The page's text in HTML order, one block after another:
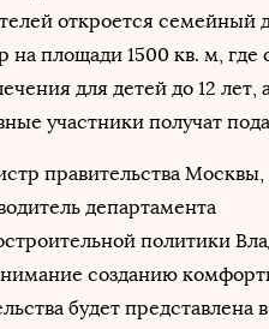
откроется семейный
на площади 1500 кв. м, где
для детей до 12 лет,
участники получат
правительства Москвы,
департамента
политики
созданию
будет представлена в